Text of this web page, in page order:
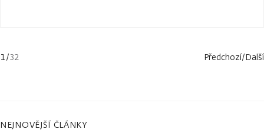
1/32 Předchozí/Další
NEJNOVĚJŠÍ ČLÁNKY